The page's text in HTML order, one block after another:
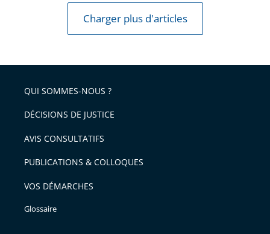
Charger plus d'articles
QUI SOMMES-NOUS ?
DÉCISIONS DE JUSTICE
AVIS CONSULTATIFS
PUBLICATIONS & COLLOQUES
VOS DÉMARCHES
Glossaire